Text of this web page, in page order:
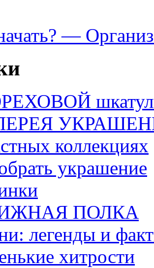
—
коллекциях
украшение
ПОЛКА
легенды и
хитрости